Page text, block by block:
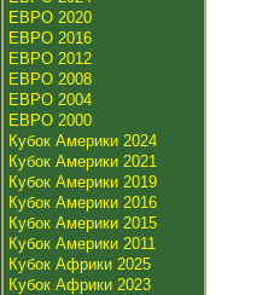
ЕВРО 2020
ЕВРО 2016
ЕВРО 2012
ЕВРО 2008
ЕВРО 2004
ЕВРО 2000
Кубок Америки 2024
Кубок Америки 2021
Кубок Америки 2019
Кубок Америки 2016
Кубок Америки 2015
Кубок Америки 2011
Кубок Африки 2025
Кубок Африки 2023